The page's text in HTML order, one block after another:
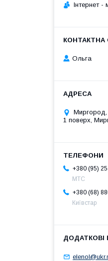
Інтернет -
Ольга
Миргород,
1 поверх,
+380 (95)
МТС
+380 (68)
Київстар